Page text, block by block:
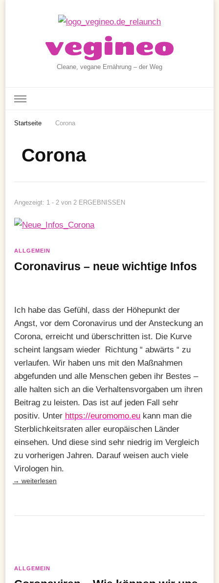
vegineo
Cleane, vegane Ernährung – der Weg
Startseite Corona
Corona
Angezeigt: 1 - 2 von 2 ERGEBNISSEN
ALLGEMEIN
Coronavirus – neue wichtige Infos
Ich habe das Gefühl, dass der Höhepunkt der
Angst, vor dem Coronavirus und der Ansteckung an
Corona, erreicht und überschritten ist. Die Kurve
scheint langsam wieder Richtung “ abwärts “ zu
verlaufen. Wir haben uns mit den Maßnahmen
abgefunden und alle Menschen geben ihr Bestes –
alle halten sich an die Verhaltensvorgaben um ihren
Beitrag zu leisten. Das ist auf jeden Fall sehr
positiv. Unter https://euromomo.eu kann man die
Sterblichkeitsraten aller europäischen Länder
einsehen. Und diese sind sehr niedrig im Vergleich
zu vorherigen Jahren. Darauf weisen auch viele
Virologen hin.
→ weiterlesen
ALLGEMEIN